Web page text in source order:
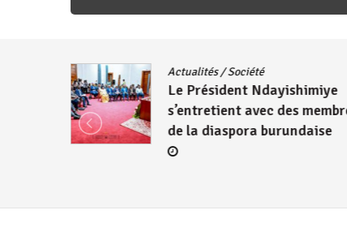
Actualités/Société
Le Président Ndayishimiye
s’entretient avec des
de la diaspora burundaise